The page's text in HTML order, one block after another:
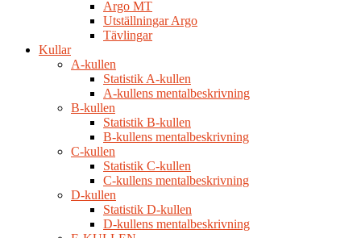
Argo MT
Utställningar Argo
Tävlingar
Kullar
A-kullen
Statistik A-kullen
A-kullens mentalbeskrivning
B-kullen
Statistik B-kullen
B-kullens mentalbeskrivning
C-kullen
Statistik C-kullen
C-kullens mentalbeskrivning
D-kullen
Statistik D-kullen
D-kullens mentalbeskrivning